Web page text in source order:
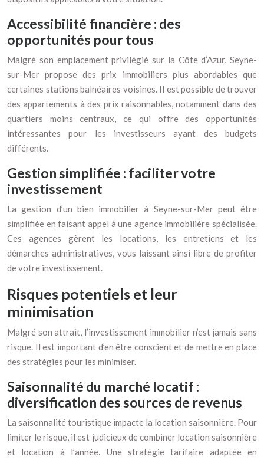
Accessibilité financière : des
opportunités pour tous
Malgré son emplacement privilégié sur la Côte d’Azur, Seyne-
sur-Mer propose des prix immobiliers plus abordables que
certaines stations balnéaires voisines. Il est possible de trouver
des appartements à des prix raisonnables, notamment dans des
quartiers moins centraux, ce qui offre des opportunités
intéressantes pour les investisseurs ayant des budgets
différents.
Gestion simplifiée : faciliter votre
investissement
La gestion d’un bien immobilier à Seyne-sur-Mer peut être
simplifiée en faisant appel à une agence immobilière spécialisée.
Ces agences gèrent les locations, les entretiens et les
démarches administratives, vous laissant ainsi libre de profiter
de votre investissement.
Risques potentiels et leur
minimisation
Malgré son attrait, l’investissement immobilier n’est jamais sans
risque. Il est important d’en être conscient et de mettre en place
des stratégies pour les minimiser.
Saisonnalité du marché locatif :
diversification des sources de revenus
La saisonnalité touristique impacte la location saisonnière. Pour
limiter le risque, il est judicieux de combiner location saisonnière
et location à l’année. Une stratégie tarifaire adaptée en